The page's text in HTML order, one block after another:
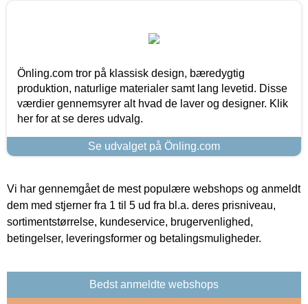
Önling.com tror på klassisk design, bæredygtig
produktion, naturlige materialer samt lang levetid. Disse
værdier gennemsyrer alt hvad de laver og designer. Klik
her for at se deres udvalg.
Se udvalget på Önling.com
Vi har gennemgået de mest populære webshops og anmeldt
dem med stjerner fra 1 til 5 ud fra bl.a. deres prisniveau,
sortimentstørrelse, kundeservice, brugervenlighed,
betingelser, leveringsformer og betalingsmuligheder.
Bedst anmeldte webshops